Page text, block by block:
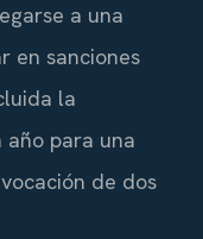
a una
en sanciones
la
año para una
de dos